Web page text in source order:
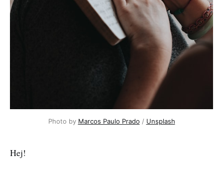
Photo by Marcos Paulo Prado / Unsplash
Hej!